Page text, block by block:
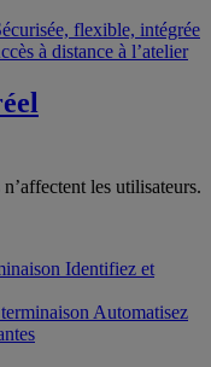
flexible, intégrée
à distance à l’atelier
les utilisateurs.
Identifiez et
Automatisez